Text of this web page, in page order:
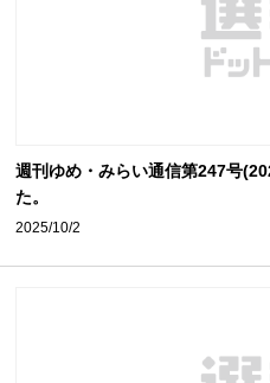
週刊ゆめ・みらい通信第247号
た。
2025/10/2